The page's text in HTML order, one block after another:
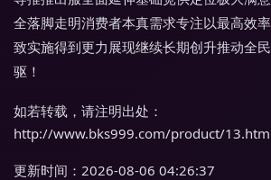
全落脚走明消费者本真需求专注以最高效
致实施得到更力展现继续长期创升推动全
驱！
如若转载，请注明出处：
http://www.bks999.com/product/
更新时间：2026-08-06 04:26:37